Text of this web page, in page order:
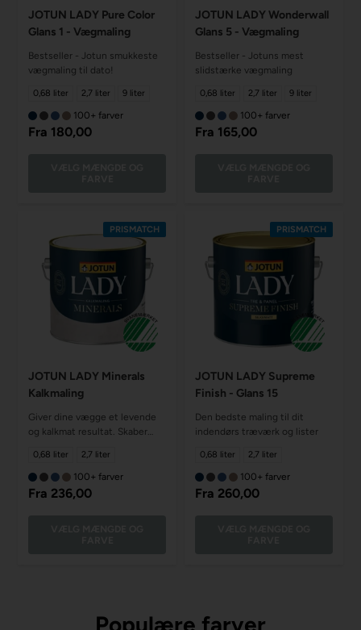
JOTUN LADY Pure Color
Glans 1 - Vægmaling
Bestseller - Jotun smukkeste
vægmaling til dato!
0,68 liter 2,7 liter 9 liter
100+ farver
Fra 180,00
JOTUN LADY Wonderwall
Glans 5 - Vægmaling
Bestseller - Jotuns mest
slidstærke vægmaling
0,68 liter 2,7 liter 9 liter
100+ farver
Fra 165,00
PRISMATCH
JOTUN LADY Minerals
Kalkmaling
Giver dine vægge et levende
og kalkmat resultat. Skaber
finish
0,68 liter 2,7 liter
100+ farver
Fra 236,00
PRISMATCH
JOTUN LADY Supreme
Finish - Glans 15
Den bedste maling til dit
indendørs træværk og lister
0,68 liter 2,7 liter
100+ farver
Fra 260,00